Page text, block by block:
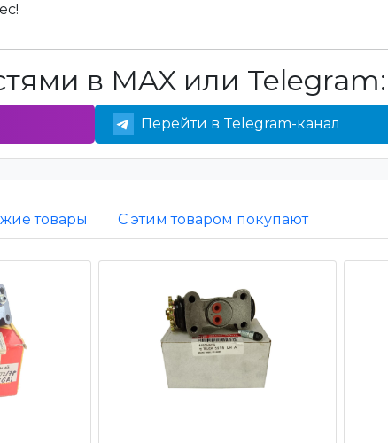
в MAX или Telegram:
Перейти в Telegram-канал
товары С этим товаром покупают